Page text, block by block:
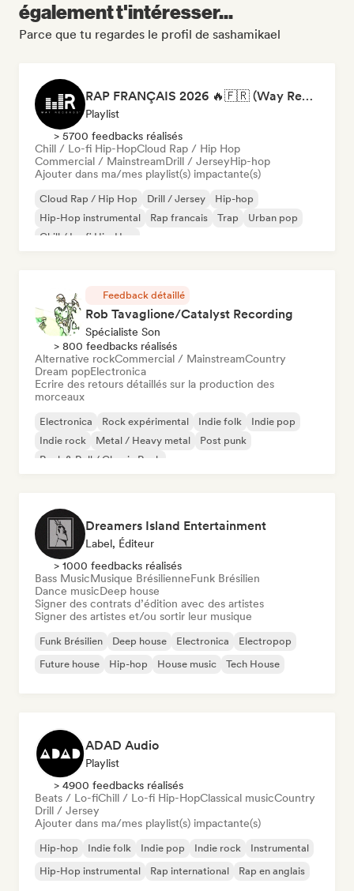
également t'intéresser...
Parce que tu regardes le profil de sashamikael
RAP FRANÇAIS 2026 🔥🇫🇷 (Way Records)
Playlist
> 5700 feedbacks réalisés
Chill / Lo-fi Hip-HopCloud Rap / Hip Hop
Commercial / MainstreamDrill / JerseyHip-hop
Ajouter dans ma/mes playlist(s) impactante(s)
Cloud Rap / Hip Hop Drill / Jersey
Hip-hop
Hip-Hop instrumental
Rap francais Trap
Urban pop
Chill / Lo-fi Hip-Hop
Feedback détaillé
Rob Tavaglione/Catalyst Recording
Spécialiste Son
> 800 feedbacks réalisés
Alternative rockCommercial / MainstreamCountry
Dream popElectronica
Ecrire des retours détaillés sur la production des
morceaux
Electronica Rock expérimental Indie folk
Indie pop
Indie rock
Metal / Heavy metal
Post punk
Rock & Roll / Classic Rock
Dreamers Island Entertainment
Label, Éditeur
> 1000 feedbacks réalisés
Bass MusicMusique BrésilienneFunk Brésilien
Dance musicDeep house
Signer des contrats d’édition avec des artistes
Signer des artistes et/ou sortir leur musique
Funk Brésilien Deep house Electronica
Electropop
Future house
Hip-hop House music Tech House
ADAD Audio
Playlist
> 4900 feedbacks réalisés
Beats / Lo-fiChill / Lo-fi Hip-HopClassical musicCountry
Drill / Jersey
Ajouter dans ma/mes playlist(s) impactante(s)
Hip-hop Indie folk Indie pop Indie rock
Instrumental
Hip-Hop instrumental
Rap international Rap en anglais